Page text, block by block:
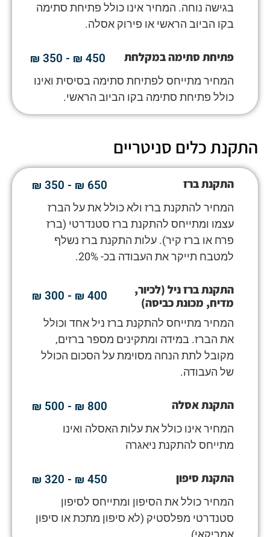
בגישה נוחה. המחיר אינו כולל פתיחת סתימה
בקו הביוב הראשי או פירוק אסלה.
פתיחת סתימה במקלחת 450 ₪ - 350 ₪
המחיר מתייחס לפתיחת סתימה בסיסית ואינו
כולל פתיחת סתימה בקו הביוב הראשי.
התקנת כלים סניטריים
התקנת ברז 650 ₪ - 350 ₪
המחיר להתקנת ברז ולא כולל את על הברז
עצמו ומתייחס להתקנת ברז סטנדרטי (ברז
פרח או ברז קיר). עלות התקנת ברז נשלף
למטבח תייקר את העבודה בכ- 20%.
התקנת ברז ניל (לכיור,
מדיח, מכונת כביסה)
400 ₪ - 300 ₪
המחיר מתייחס להתקנת ברז ניל אחד וכולל
את הברז. במידה ומתקינים מספר ברזים,
מקובל לתת הנחה מסוימת על הסכום הכולל
של העבודה.
התקנת אסלה 800 ₪ - 500 ₪
המחיר אינו כולל את עלות האסלה ואינו
מתייחס להתקנת ניאגרה
התקנת סיפון 450 ₪ - 320 ₪
המחיר כולל את הסיפון ומתייחס לסיפון
סטנדרטי מפלסטיק (לא סיפון מתכת או סיפון
אמריקאי)